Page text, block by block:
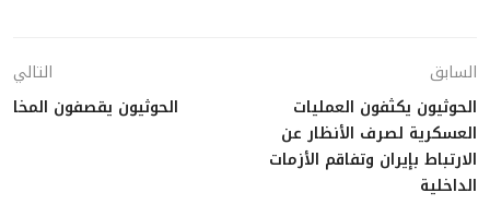
السابق
الحوثيون يكثفون العمليات
العسكرية لصرف الأنظار عن
الارتباط بإيران وتفاقم الأزمات
الداخلية
التالي
الحوثيون يقصفون المخا